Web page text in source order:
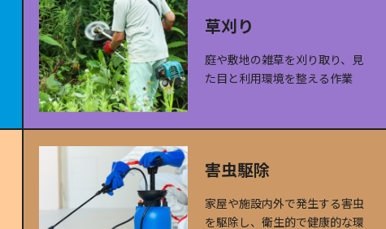
草刈り
庭や敷地の雑草を刈り取り、見
た目と利用環境を整える作業
害虫駆除
家屋や施設内外で発生する害虫
を駆除し、衛生的で健康的な環